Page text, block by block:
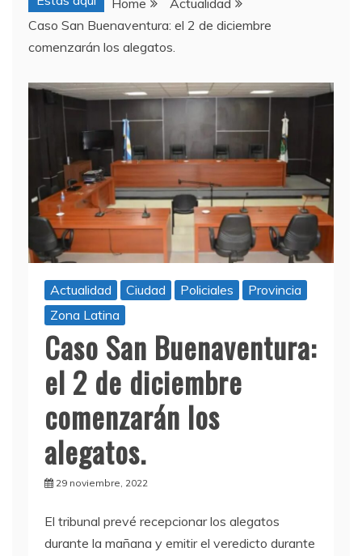
Home
Actualidad
Caso San Buenaventura: el 2 de diciembre
comenzarán los alegatos.
Actualidad Ciudad Policiales
Provincia
Zona Latina
Caso San Buenaventura:
el 2 de diciembre
comenzarán los
alegatos.
29 noviembre, 2022
El tribunal prevé recepcionar los alegatos
durante la mañana y emitir el veredicto durante